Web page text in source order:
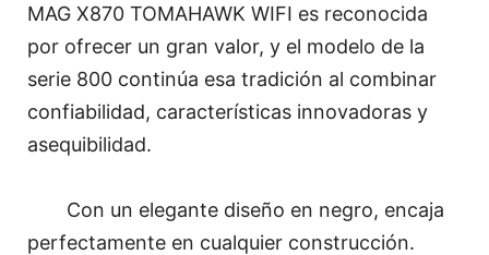
MAG X870 TOMAHAWK WIFI es reconocida
por ofrecer un gran valor, y el modelo de la
serie 800 continúa esa tradición al combinar
confiabilidad, características innovadoras y
asequibilidad.
Con un elegante diseño en negro, encaja
perfectamente en cualquier construcción.